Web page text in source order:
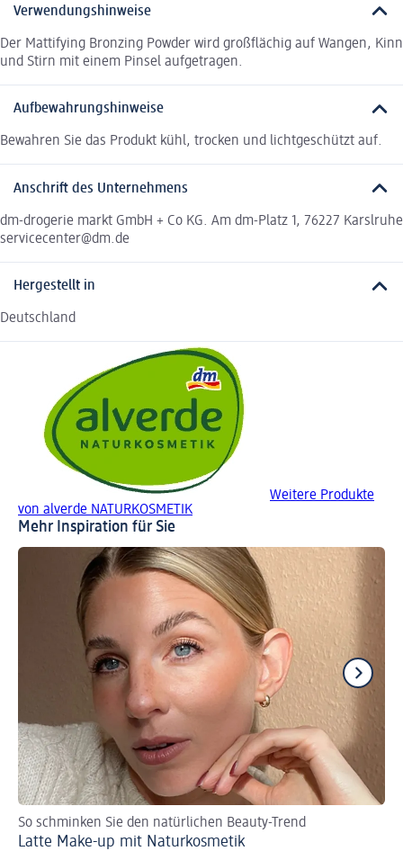
Verwendungshinweise
Der Mattifying Bronzing Powder wird großflächig auf Wangen, Kinn
und Stirn mit einem Pinsel aufgetragen.
Aufbewahrungshinweise
Bewahren Sie das Produkt kühl, trocken und lichtgeschützt auf.
Anschrift des Unternehmens
dm-drogerie markt GmbH + Co KG. Am dm-Platz 1, 76227 Karslruhe
servicecenter@dm.de
Hergestellt in
Deutschland
Weitere Produkte
von alverde NATURKOSMETIK
Mehr Inspiration für Sie
So schminken Sie den natürlichen Beauty-Trend
Latte Make-up mit Naturkosmetik